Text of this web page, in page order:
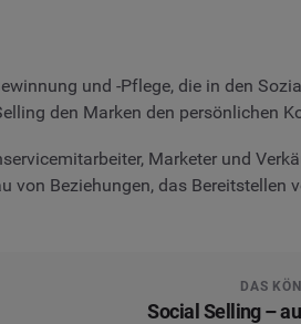
und -Pflege, die in den
den Marken den persönlichen
Marketer und
von Beziehungen, das
DAS
Social Selling –